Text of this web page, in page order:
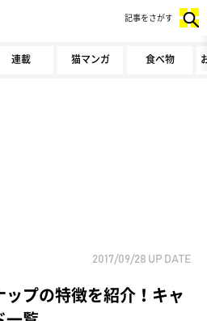
連載 猫マンガ 食べ物
記事をさがす
2017/09/28 UP DATE
プの特徴を紹介！キャ